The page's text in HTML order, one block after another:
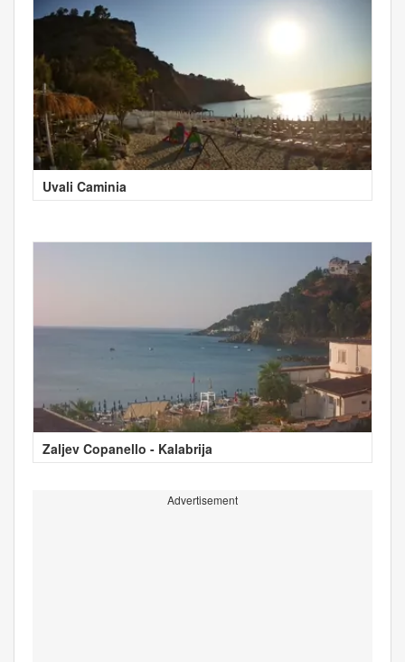
Uvali Caminia
Zaljev Copanello - Kalabrija
Advertisement